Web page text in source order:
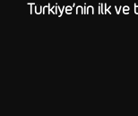
Türkiye’nin ilk ve